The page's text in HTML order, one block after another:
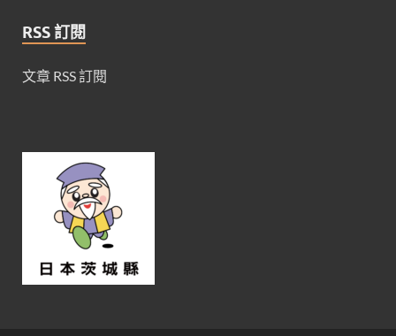
RSS 訂閱
文章 RSS 訂閱